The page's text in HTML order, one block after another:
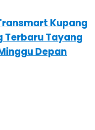
Kupang
Terbaru Tayang
Depan